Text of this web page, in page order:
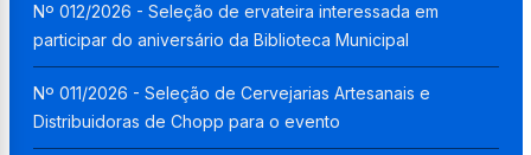
Nº 012/2026 - Seleção de ervateira interessada em
participar do aniversário da Biblioteca Municipal
Nº 011/2026 - Seleção de Cervejarias Artesanais e
Distribuidoras de Chopp para o evento